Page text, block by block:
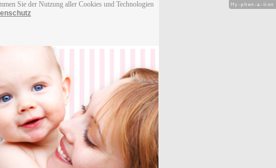
Sie der Nutzung aller Cookies und Technologien
Hy-phen-a-tion